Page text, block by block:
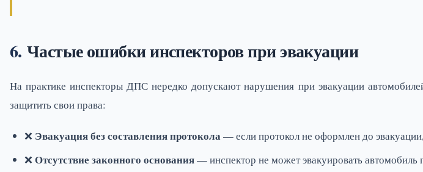
Частые ошибки инспекторов при эвакуации
На практике инспекторы ДПС нередко допускают нарушения при эвакуации
защитить свои права:
❌ Эвакуация без составления протокола— если протокол не оформлен до
❌Отсутствие законного основания— инспектор не может эвакуировать